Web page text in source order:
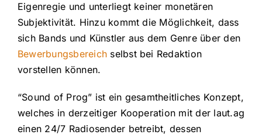
Eigenregie und unterliegt keiner monetären
Subjektivität. Hinzu kommt die Möglichkeit, dass
sich Bands und Künstler aus dem Genre über den
Bewerbungsbereich selbst bei Redaktion
vorstellen können.
“Sound of Prog” ist ein gesamtheitliches Konzept,
welches in derzeitiger Kooperation mit der laut.ag
einen 24/7 Radiosender betreibt, dessen